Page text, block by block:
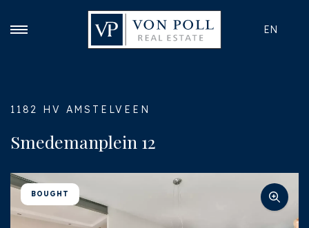
EN
1182 HV AMSTELVEEN
Smedemanplein 12
BOUGHT